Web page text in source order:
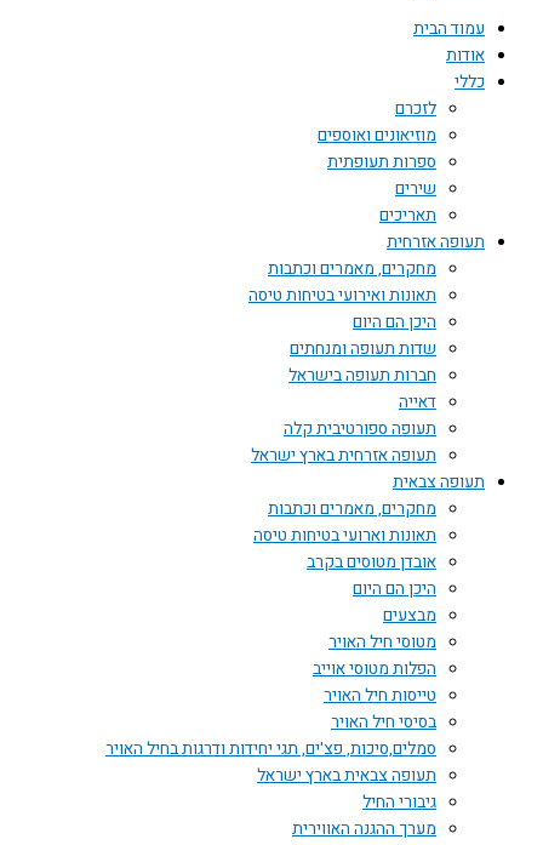
עמוד הבית
אודות
כללי
לזכרם
מוזיאונים ואוספים
ספרות תעופתית
שירים
תאריכים
תעופה אזרחית
מחקרים, מאמרים וכתבות
תאונות ואירועי בטיחות טיסה
היכן הם היום
שדות תעופה ומנחתים
חברות תעופה בישראל
דאייה
תעופה ספורטיבית קלה
תעופה אזרחית בארץ ישראל
תעופה צבאית
מחקרים, מאמרים וכתבות
תאונות וארועי בטיחות טיסה
אובדן מטוסים בקרב
היכן הם היום
מבצעים
מטוסי חיל האויר
הפלות מטוסי אוייב
טייסות חיל האויר
בסיסי חיל האויר
סמלים,סיכות, פצ'ים, תגי יחידות ודרגות בחיל האויר
תעופה צבאית בארץ ישראל
גיבורי החיל
מערך ההגנה האווירית